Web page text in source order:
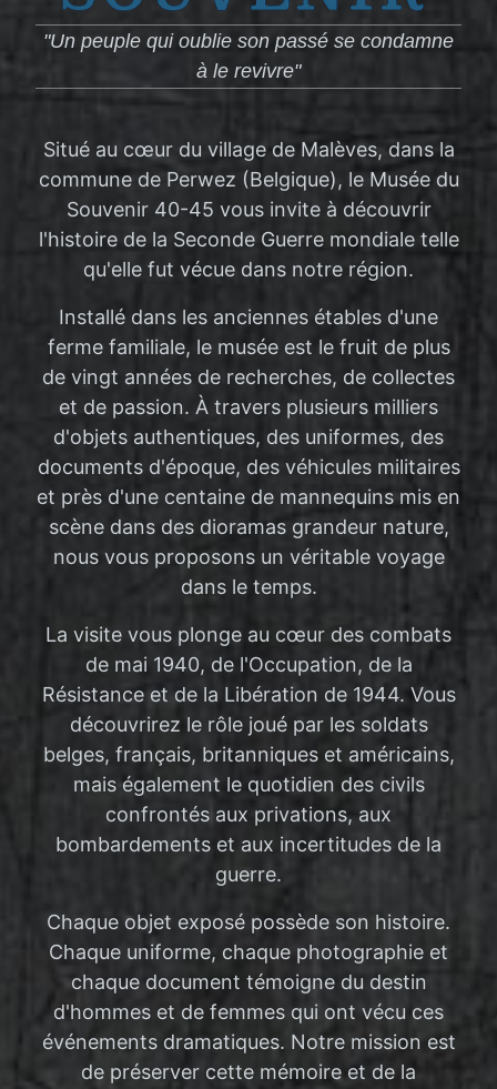
"Un peuple qui oublie son passé se condamne
à le revivre"
Situé au cœur du village de Malèves, dans la
commune de Perwez (Belgique), le Musée du
Souvenir 40-45 vous invite à découvrir
l'histoire de la Seconde Guerre mondiale telle
qu'elle fut vécue dans notre région.
Installé dans les anciennes étables d'une
ferme familiale, le musée est le fruit de plus
de vingt années de recherches, de collectes
et de passion. À travers plusieurs milliers
d'objets authentiques, des uniformes, des
documents d'époque, des véhicules militaires
et près d'une centaine de mannequins mis en
scène dans des dioramas grandeur nature,
nous vous proposons un véritable voyage
dans le temps.
La visite vous plonge au cœur des combats
de mai 1940, de l'Occupation, de la
Résistance et de la Libération de 1944. Vous
découvrirez le rôle joué par les soldats
belges, français, britanniques et américains,
mais également le quotidien des civils
confrontés aux privations, aux
bombardements et aux incertitudes de la
guerre.
Chaque objet exposé possède son histoire.
Chaque uniforme, chaque photographie et
chaque document témoigne du destin
d'hommes et de femmes qui ont vécu ces
événements dramatiques. Notre mission est
de préserver cette mémoire et de la